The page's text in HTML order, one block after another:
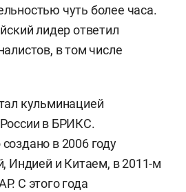
чуть более часа.
лидер ответил
в том числе
кульминацией
в БРИКС.
в 2006 году
Индией и Китаем, в 2011-м
С этого года